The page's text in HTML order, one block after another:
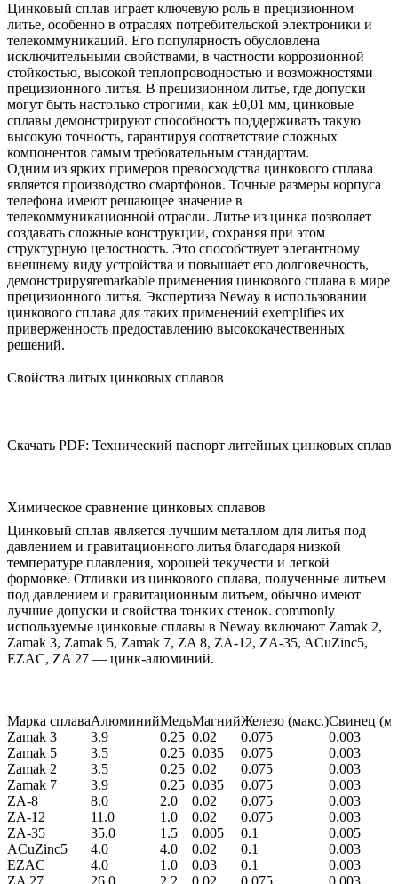
Цинковый сплав играет ключевую роль в прецизионном
литье, особенно в отраслях потребительской электроники и
телекоммуникаций. Его популярность обусловлена
исключительными свойствами, в частности коррозионной
стойкостью, высокой теплопроводностью и возможностями
прецизионного литья. В прецизионном литье, где допуски
могут быть настолько строгими, как ±0,01 мм, цинковые
сплавы демонстрируют способность поддерживать такую
высокую точность, гарантируя соответствие сложных
компонентов самым требовательным стандартам.
Одним из ярких примеров превосходства цинкового сплава
является производство смартфонов. Точные размеры корпуса
телефона имеют решающее значение в
телекоммуникационной отрасли. Литье из цинка позволяет
создавать сложные конструкции, сохраняя при этом
структурную целостность. Это способствует элегантному
внешнему виду устройства и повышает его долговечность,
демонстрируяremarkable применения цинкового сплава в мире
прецизионного литья. Экспертиза Neway в использовании
цинкового сплава для таких применений exemplifies их
приверженность предоставлению высококачественных
решений.
Свойства литых цинковых сплавов
Скачать PDF: Технический паспорт литейных цинковых
Химическое сравнение цинковых сплавов
Цинковый сплав является лучшим металлом для литья под
давлением и гравитационного литья благодаря низкой
температуре плавления, хорошей текучести и легкой
формовке. Отливки из цинкового сплава, полученные литьем
под давлением и гравитационным литьем, обычно имеют
лучшие допуски и свойства тонких стенок. commonly
используемые цинковые сплавы в Neway включают Zamak 2,
Zamak 3, Zamak 5, Zamak 7, ZA 8, ZA-12, ZA-35, ACuZinc5,
EZAC, ZA 27 — цинк-алюминий.
Марка сплаваАлюминийМедьМагнийЖелезо (макс.)Свинец
Zamak 3
3.9 0.25 0.02 0.075
0.003
Zamak 5
3.5 0.25 0.035 0.075
0.003
Zamak 2
3.5 0.25 0.02 0.075
0.003
Zamak 7
3.9 0.25 0.035 0.075
0.003
ZA-8
8.0 2.0 0.02 0.075
0.003
ZA-12
11.0 1.0 0.02 0.075
0.003
ZA-35
35.0 1.5 0.005 0.1
0.005
ACuZinc5
4.0 4.0 0.02 0.1
0.003
EZAC
4.0 1.0 0.03 0.1
0.003